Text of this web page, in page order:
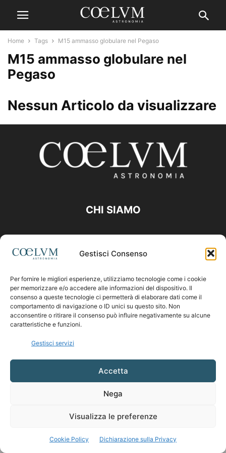
Gestisci Consenso
Per fornire le migliori esperienze, utilizziamo tecnologie come i cookie
per memorizzare e/o accedere alle informazioni del dispositivo. Il
consenso a queste tecnologie ci permetterà di elaborare dati come il
comportamento di navigazione o ID unici su questo sito. Non
acconsentire o ritirare il consenso può influire negativamente su alcune
caratteristiche e funzioni.
Gestisci servizi
Accetta
Nega
Visualizza le preferenze
Cookie Policy Dichiarazione sulla Privacy
Home Tags M15 ammasso globulare nel Pegaso
M15 ammasso globulare nel
Pegaso
Nessun Articolo da visualizzare
CHI SIAMO